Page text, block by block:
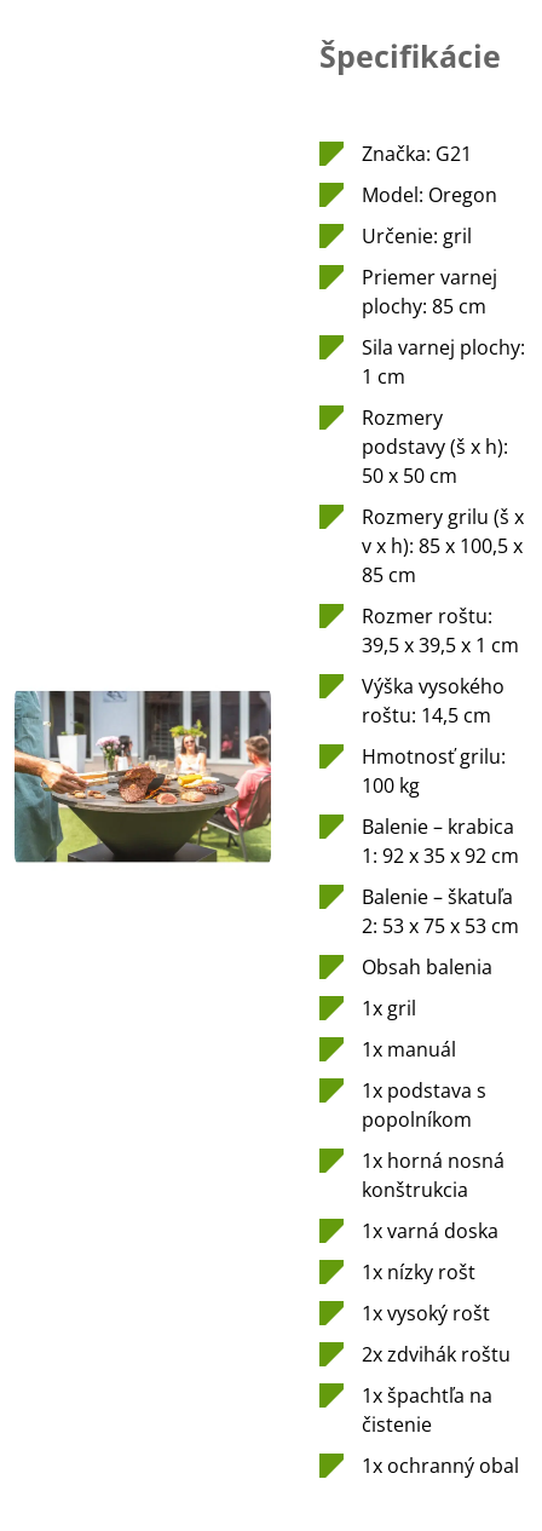
Špecifikácie
Značka: G21
Model: Oregon
Určenie: gril
Priemer varnej
plochy: 85 cm
Sila varnej plochy:
1 cm
Rozmery
podstavy (š x h):
50 x 50 cm
Rozmery grilu (š x
v x h): 85 x 100,5 x
85 cm
Rozmer roštu:
39,5 x 39,5 x 1 cm
Výška vysokého
roštu: 14,5 cm
Hmotnosť grilu:
100 kg
Balenie – krabica
1: 92 x 35 x 92 cm
Balenie – škatuľa
2: 53 x 75 x 53 cm
Obsah balenia
1x gril
1x manuál
1x podstava s
popolníkom
1x horná nosná
konštrukcia
1x varná doska
1x nízky rošt
1x vysoký rošt
2x zdvihák roštu
1x špachtľa na
čistenie
1x ochranný obal